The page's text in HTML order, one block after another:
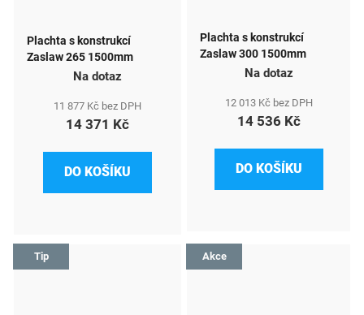
Plachta s konstrukcí
Zaslaw 265 1500mm
Na dotaz
11 877 Kč bez DPH
14 371 Kč
DO KOŠÍKU
Plachta s konstrukcí
Zaslaw 300 1500mm
Na dotaz
12 013 Kč bez DPH
14 536 Kč
DO KOŠÍKU
Tip Akce